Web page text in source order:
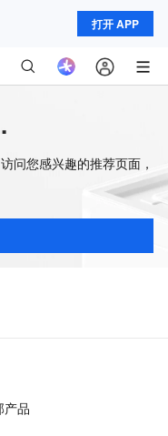
打开 APP
问您感兴趣的推荐页面，
产品